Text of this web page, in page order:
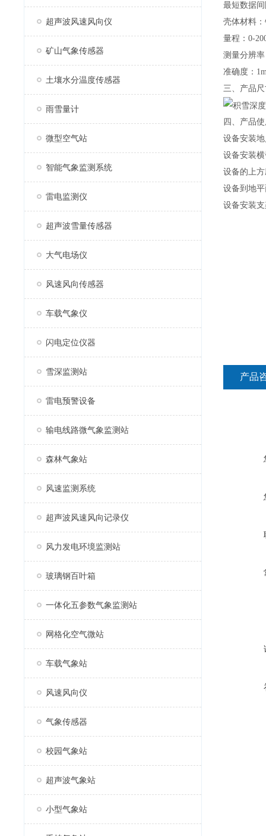
超声波风速风向仪
矿山气象传感器
土壤水分温度传感器
雨雪量计
微型空气站
智能气象监测系统
雷电监测仪
超声波雪量传感器
大气电场仪
风速风向传感器
车载气象仪
闪电定位仪器
雪深监测站
雷电预警设备
输电线路微气象监测站
森林气象站
风速监测系统
超声波风速风向记录仪
风力发电环境监测站
玻璃钢百叶箱
一体化五参数气象监测站
网格化空气微站
车载气象站
风速风向仪
气象传感器
校园气象站
超声波气象站
小型气象站
最短数据间
壳体材料
量程：0-
测量分辨率
准确度：
三、产品
四、产品
设备安装
设备安装
设备的上
设备到地
设备安装
产品